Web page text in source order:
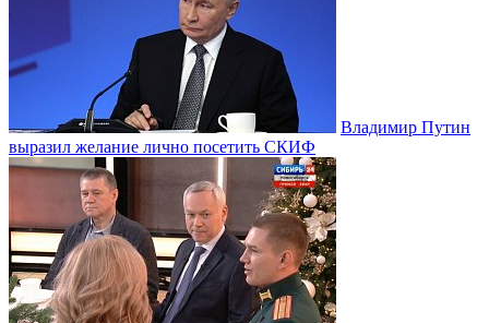
Владимир Путин
выразил желание лично посетить СКИФ